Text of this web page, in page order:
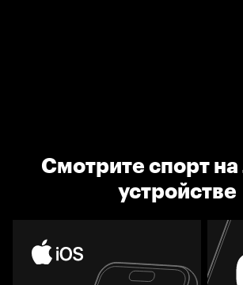
Смотрите спорт
устройстве